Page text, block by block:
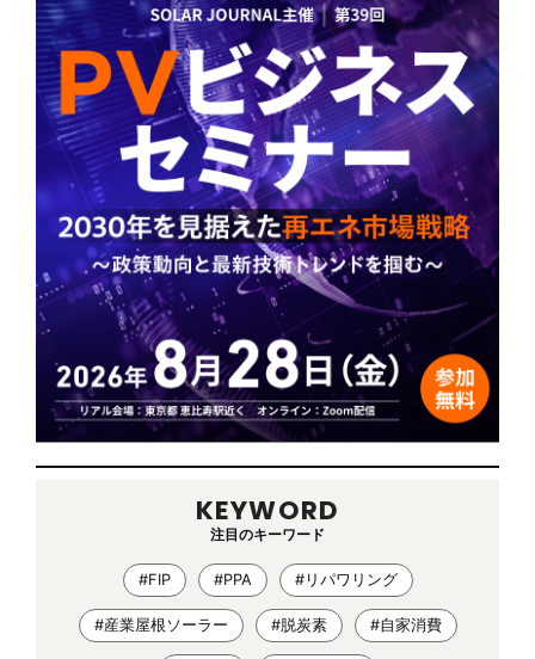
KEYWORD
注目のキーワード
#FIP #PPA #リパワリング
#産業屋根ソーラー #脱炭素 #自家消費